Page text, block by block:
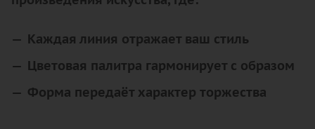
Каждая линия отражает ваш стиль
Цветовая палитра гармонирует с образом
Форма передаёт характер торжества